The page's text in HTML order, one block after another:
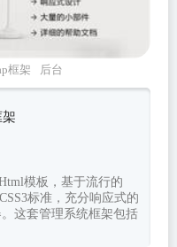
框架
后台
模板，基于流行的
标准，充分响应式的
这套管理系统框架包括